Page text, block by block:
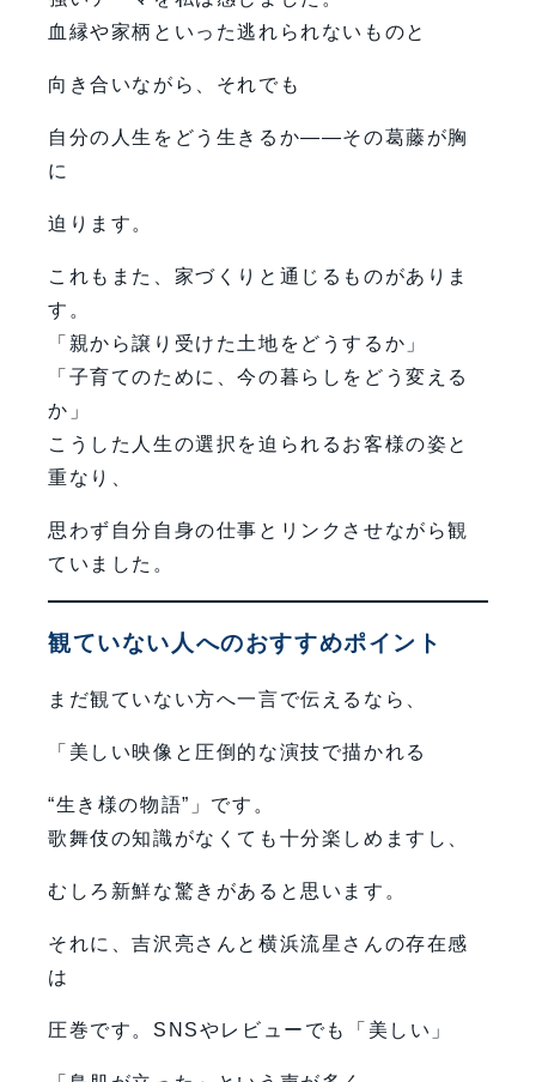
血縁や家柄といった逃れられないものと
向き合いながら、それでも
自分の人生をどう生きるか――その葛藤が胸
に
迫ります。
これもまた、家づくりと通じるものがありま
す。
「親から譲り受けた土地をどうするか」
「子育てのために、今の暮らしをどう変える
か」
こうした人生の選択を迫られるお客様の姿と
重なり、
思わず自分自身の仕事とリンクさせながら観
ていました。
観ていない人へのおすすめポイント
まだ観ていない方へ一言で伝えるなら、
「美しい映像と圧倒的な演技で描かれる
“生き様の物語”」です。
歌舞伎の知識がなくても十分楽しめますし、
むしろ新鮮な驚きがあると思います。
それに、吉沢亮さんと横浜流星さんの存在感
は
圧巻です。SNSやレビューでも「美しい」